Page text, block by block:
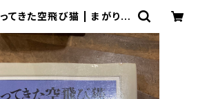
ってきた空飛び猫 | まがり書